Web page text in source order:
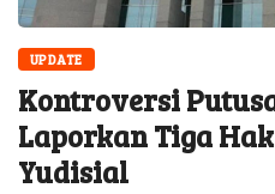
UPDATE
Kontroversi
Laporkan Tiga
Yudisial